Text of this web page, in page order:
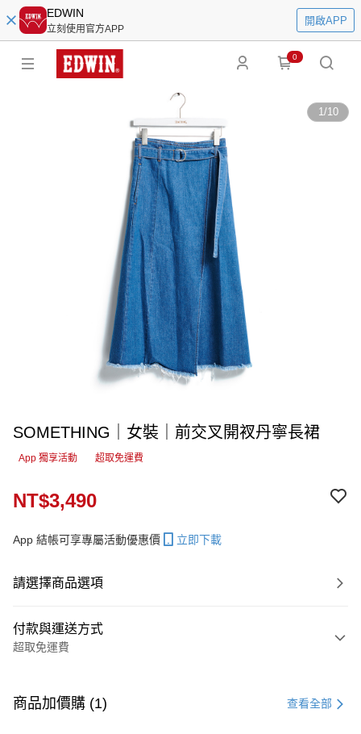
EDWIN
立刻使用官方APP
開啟APP
0
1/10
SOMETHING｜女裝｜前交叉開衩丹寧長裙
App 獨享活動 超取免運費
NT$3,490
App 結帳可享專屬活動優惠價 立即下載
請選擇商品選項
付款與運送方式
超取免運費
信用卡一次付款
商品加價購 (1) 查看全部